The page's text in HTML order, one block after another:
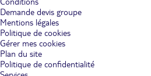
Demande devis groupe
Mentions légales
Politique de cookies
Gérer mes cookies
Plan du site
Politique de confidentialité